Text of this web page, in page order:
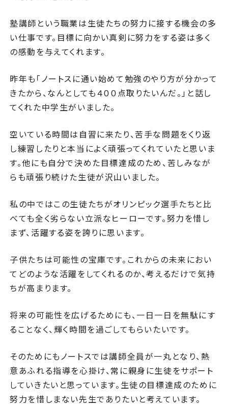
塾講師という職業は生徒たちの努力に接する機会の多
い仕事です。目標に向かい真剣に努力をする姿は多く
の感動を与えてくれます。
昨年も「ノートスに通い始めて勉強のやり方が分かって
きたから、なんとしても４００点取りたいんだ。」と話し
てくれた中学生がいました。
空いている時間は自習に来たり、苦手な問題をくり返
し練習したりと本当によく頑張ってくれていたと思いま
す。他にも自分で決めた目標達成のため、苦しみなが
らも頑張り続けた生徒が沢山いました。
私の中ではこの生徒たちがオリンピック選手たちと比
べても全く劣らない立派なヒーローです。努力を惜し
まず、活躍する姿を誇りに思います。
子供たちは可能性の宝庫です。これからの未来におい
てどのような活躍をしてくれるのか、考えるだけで気持
ちが高まります。
将来の可能性を広げるためにも、一日一日を無駄にす
ることなく、輝く時間を過ごしてもらいたいです。
そのためにもノートスでは講師全員が一丸となり、熱
意あふれる指導を心掛け、常に親身に生徒をサポート
していきたいと思っています。生徒の目標達成のために
努力を惜しまない先生でありたいと考えています。